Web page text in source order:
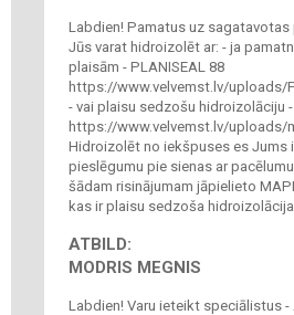
Labdien! Pamatus uz
Jūs varat hidroizolēt ar: - ja
plaisām - PLANISEAL 88
https://www.velvemst.lv/uploads/
- vai plaisu sedzošu hidroizolāciju -
https://www.velvemst.lv/uploads/
Hidroizolēt no iekšpuses es Jums
pieslēgumu pie sienas ar
šādam risinājumam jāpielieto
kas ir plaisu sedzoša
ATBILD:
MODRIS MEGNIS
Labdien! Varu ieteikt speciālistus -